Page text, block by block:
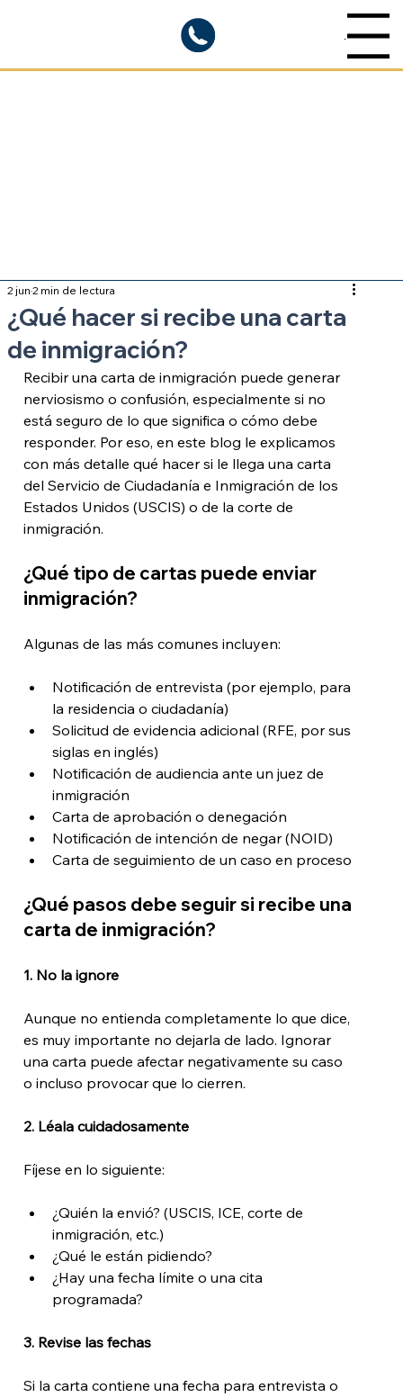
Menu
¿Qué hacer si recibe una carta
de inmigración?
2 jun2 min de lectura
Recibir una carta de inmigración puede generar
nerviosismo o confusión, especialmente si no
está seguro de lo que significa o cómo debe
responder. Por eso, en este blog le explicamos
con más detalle qué hacer si le llega una carta
del Servicio de Ciudadanía e Inmigración de los
Estados Unidos (USCIS) o de la corte de
inmigración.
¿Qué tipo de cartas puede enviar
inmigración?
Algunas de las más comunes incluyen:
Notificación de entrevista (por ejemplo, para
la residencia o ciudadanía)
Solicitud de evidencia adicional (RFE, por sus
siglas en inglés)
Notificación de audiencia ante un juez de
inmigración
Carta de aprobación o denegación
Notificación de intención de negar (NOID)
Carta de seguimiento de un caso en proceso
¿Qué pasos debe seguir si recibe una
carta de inmigración?
1. No la ignore
Aunque no entienda completamente lo que dice,
es muy importante no dejarla de lado. Ignorar
una carta puede afectar negativamente su caso
o incluso provocar que lo cierren.
2. Léala cuidadosamente
Fíjese en lo siguiente:
¿Quién la envió? (USCIS, ICE, corte de
inmigración, etc.)
¿Qué le están pidiendo?
¿Hay una fecha límite o una cita
programada?
3. Revise las fechas
Si la carta contiene una fecha para entrevista o